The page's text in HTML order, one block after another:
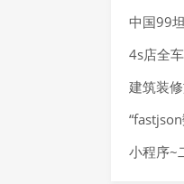
0)
中国99
4s店全
建筑装
小程序~